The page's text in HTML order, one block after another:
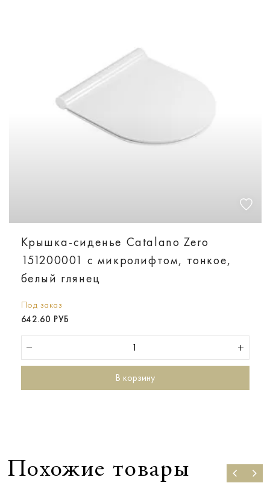
Крышка-сиденье Catalano Zero
151200001 с микролифтом, тонкое,
белый глянец
Под заказ
642.60 РУБ
В корзину
Похожие товары